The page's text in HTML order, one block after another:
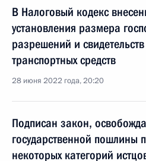
В Налоговый кодекс
установления размера
разрешений и
транспортных средств
28 июня 2022 года, 20:20
Подписан закон,
государственной пошлины
некоторых категорий